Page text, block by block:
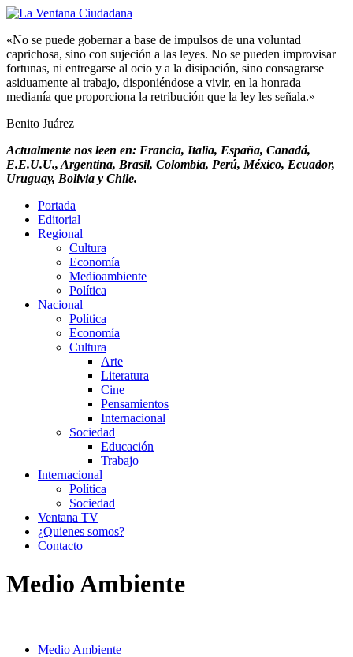
«No se puede gobernar a base de impulsos de una voluntad
caprichosa, sino con sujeción a las leyes. No se pueden improvisar
fortunas, ni entregarse al ocio y a la disipación, sino consagrarse
asiduamente al trabajo, disponiéndose a vivir, en la honrada
medianía que proporciona la retribución que la ley les señala.»
Benito Juárez
Actualmente nos leen en: Francia, Italia, España, Canadá,
E.E.U.U., Argentina, Brasil, Colombia, Perú, México, Ecuador,
Uruguay, Bolivia y Chile.
Portada
Editorial
Regional
Cultura
Economía
Medioambiente
Política
Nacional
Política
Economía
Cultura
Arte
Literatura
Cine
Pensamientos
Internacional
Sociedad
Educación
Trabajo
Internacional
Política
Sociedad
Ventana TV
¿Quienes somos?
Contacto
Medio Ambiente
Medio Ambiente